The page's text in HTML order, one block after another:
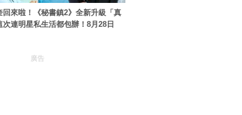
回來啦！《秘書鎮2》全新升級「真
連明星私生活都包辦！8月28日
廣告